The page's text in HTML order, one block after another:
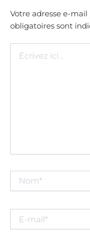
Votre adresse e-mail
obligatoires sont
ici…
mail*